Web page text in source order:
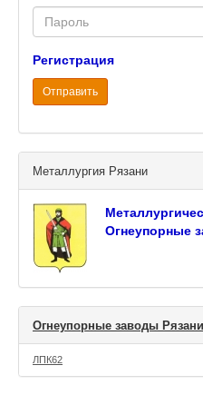
Password
Регистрация
Отправить
Металлургия Рязани
Огнеупорные
Огнеупорные заводы Рязани
ЛПК62